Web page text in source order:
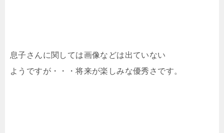
息子さんに関しては画像などは出ていない
ようですが・・・将来が楽しみな優秀さです。